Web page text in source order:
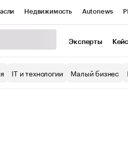
Недвижимость Autonews
Эксперты
IT и технологии Малый бизнес